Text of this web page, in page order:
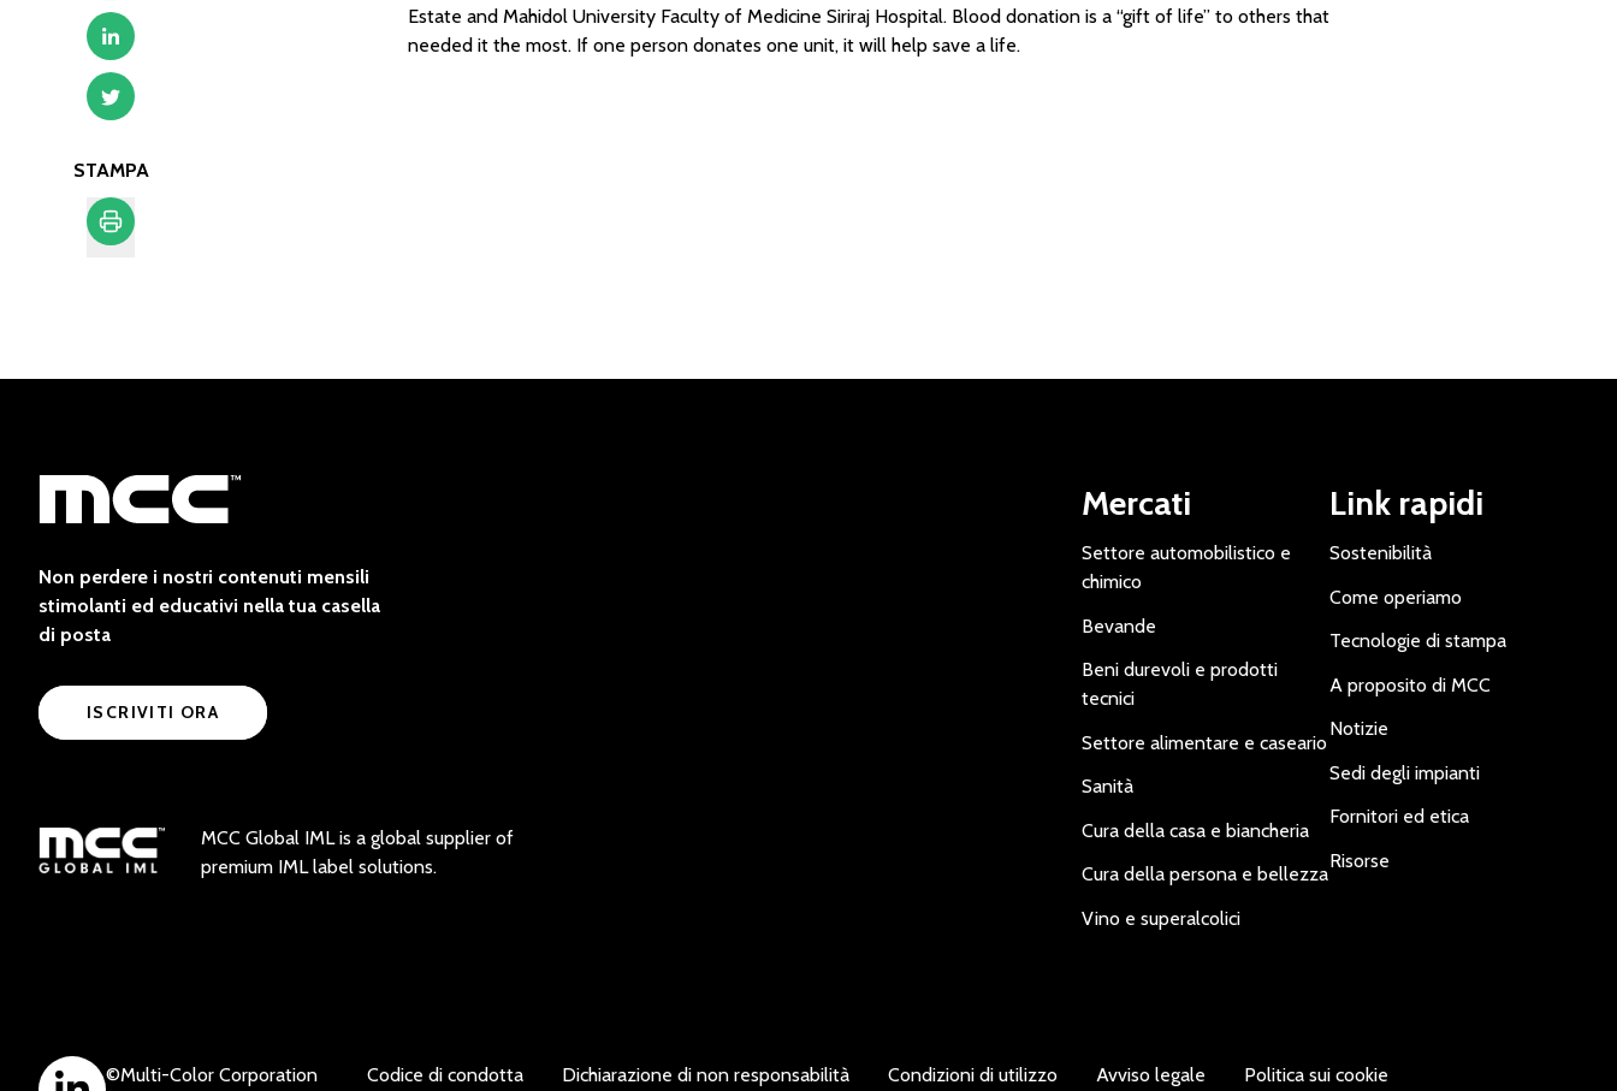
STAMPA
Estate and Mahidol University Faculty of Medicine Siriraj Hospital. Blood donation is a “gift of life” to others that
needed it the most. If one person donates one unit, it will help save a life.
Non perdere i nostri contenuti mensili
stimolanti ed educativi nella tua casella
di posta
ISCRIVITI ORA
MCC Global IML is a global supplier of
premium IML label solutions.
Mercati
Settore automobilistico e
chimico
Bevande
Beni durevoli e prodotti
tecnici
Settore alimentare e caseario
Sanità
Cura della casa e biancheria
Cura della persona e bellezza
Vino e superalcolici
Link rapidi
Sostenibilità
Come operiamo
Tecnologie di stampa
A proposito di MCC
Notizie
Sedi degli impianti
Fornitori ed etica
Risorse
©Multi-Color Corporation Codice di condotta Dichiarazione di non responsabilità Condizioni di utilizzo Avviso legale Politica sui cookie